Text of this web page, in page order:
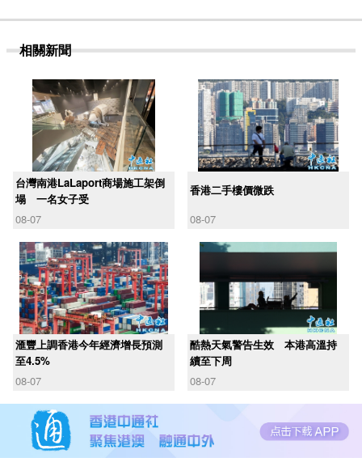
相關新聞
台灣南港LaLaport商場施工架倒
塌 一名女子受
08-07
香港二手樓價微跌
08-07
滙豐上調香港今年經濟增長預測
至4.5%
08-07
酷熱天氣警告生效 本港高溫持
續至下周
08-07